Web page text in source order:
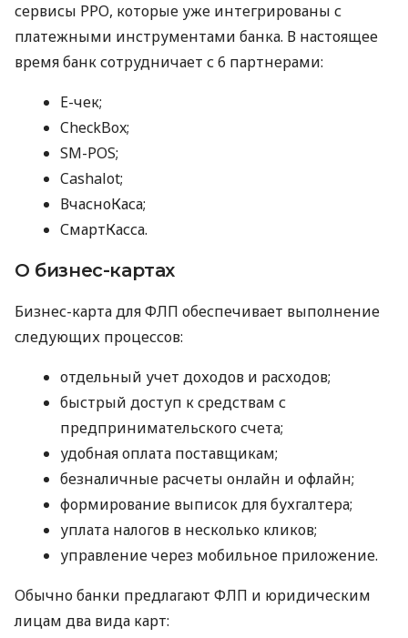
сервисы РРО, которые уже интегрированы с
платежными инструментами банка. В настоящее
время банк сотрудничает с 6 партнерами:
E-чек;
CheckBox;
SM-POS;
Cashalot;
ВчасноКаса;
СмартКасса.
О бизнес-картах
Бизнес-карта для ФЛП обеспечивает выполнение
следующих процессов:
отдельный учет доходов и расходов;
быстрый доступ к средствам с
предпринимательского счета;
удобная оплата поставщикам;
безналичные расчеты онлайн и офлайн;
формирование выписок для бухгалтера;
уплата налогов в несколько кликов;
управление через мобильное приложение.
Обычно банки предлагают ФЛП и юридическим
лицам два вида карт: